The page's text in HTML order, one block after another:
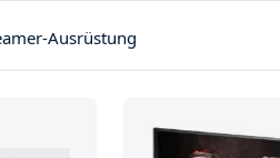
Ausrüstung